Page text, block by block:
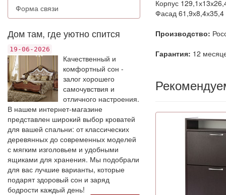
Форма связи
Дом там, где уютно спится
19-06-2026
Качественный и
комфортный сон -
залог хорошего
самочувствия и
отличного настроения.
В нашем интернет-магазине
представлен широкий выбор кроватей
для вашей спальни: от классических
деревянных до современных моделей
с мягким изголовьем и удобными
ящиками для хранения. Мы подобрали
для вас лучшие варианты, которые
подарят здоровый сон и заряд
бодрости каждый день!
Корпус
Фасад 61,9х8,4х35,4
Производство:
Гарантия: 12